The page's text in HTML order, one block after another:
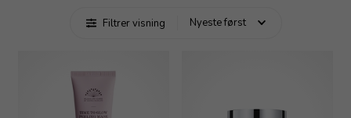
Filtrer visning